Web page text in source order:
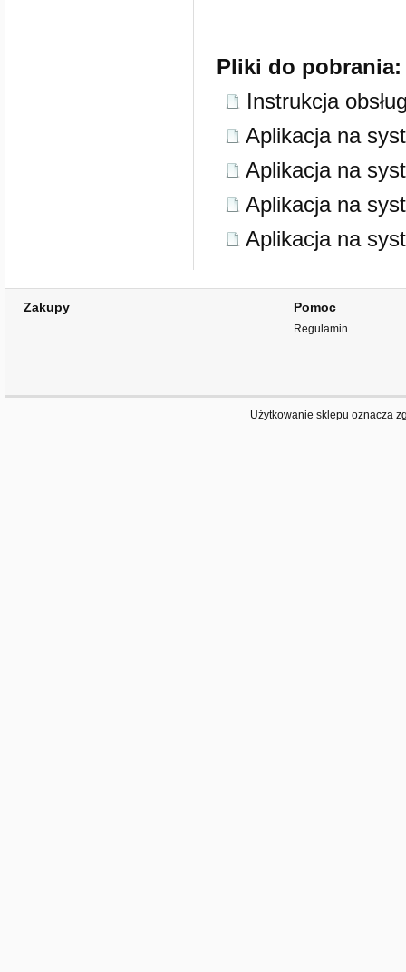
Pliki do pobrania:
Instrukcja
Aplikacja na
Aplikacja na
Aplikacja na
Aplikacja na
Zakupy Pomoc
Regulamin
Użytkowanie sklepu oznacza